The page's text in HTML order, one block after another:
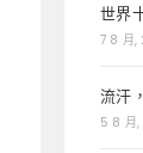
世界
7 8 月
流汗
5 8 月